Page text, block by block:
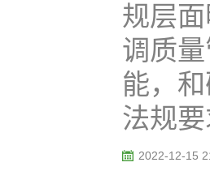
规层
调质
能，
法规
2022-12-15